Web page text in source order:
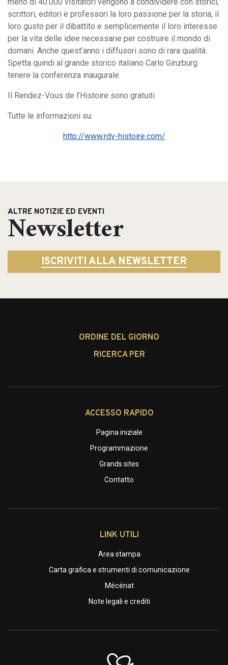
scrittori, editori e professori la loro passione per la storia, il
loro gusto per il dibattito e semplicemente il loro interesse
per la vita delle idee necessarie per costruire il mondo di
domani. Anche quest’anno i diffusori sono di rara qualità.
Spetta quindi al grande storico italiano Carlo Ginzburg
tenere la conferenza inaugurale.
Il Rendez-Vous de l’Histoire sono gratuiti
Tutte le informazioni su:
http://www.rdv-histoire.com/
ALTRE NOTIZIE ED EVENTI
Newsletter
ISCRIVITI ALLA NEWSLETTER
ORDINE DEL GIORNO
RICERCA PER
ACCESSO RAPIDO
Pagina iniziale
Programmazione
Grands sites
Contatto
LINK UTILI
Area stampa
Carta grafica e strumenti di comunicazione
Mécénat
Note legali e crediti